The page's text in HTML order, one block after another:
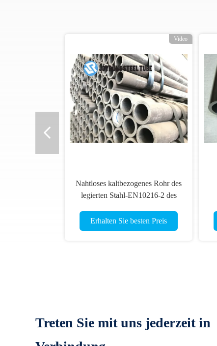
Video
Nahtloses kaltbezogenes Rohr des
legierten Stahl-EN10216-2 des
Erhalten Sie besten Preis
Treten Sie mit uns jederzeit in